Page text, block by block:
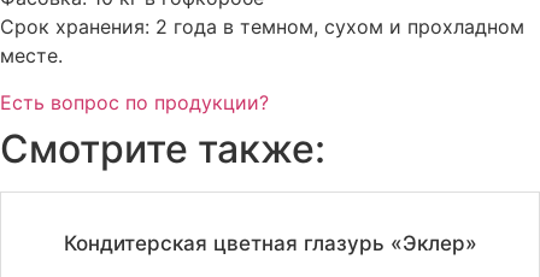
Срок хранения: 2 года в темном, сухом и прохладном
месте.
Есть вопрос по продукции?
Смотрите также:
Кондитерская цветная глазурь «Эклер»